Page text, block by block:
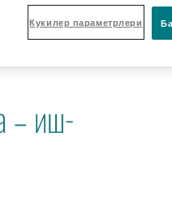
– иш-
Кукилер параметрлери